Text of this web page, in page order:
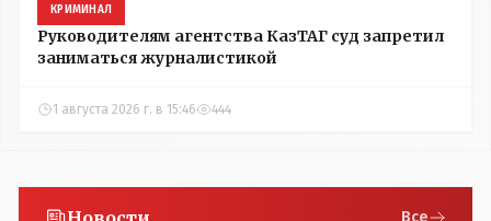
КРИМИНАЛ
Руководителям агентства КазТАГ суд запретил
заниматься журналистикой
1 августа 2026 г. в 15:46 444
Все